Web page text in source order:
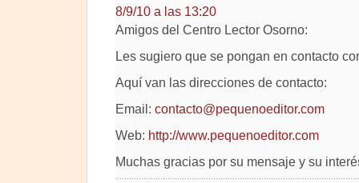
8/9/10 a las 13:20
Amigos del Centro Lector Osorno:
Les sugiero que se pongan en contacto
Aquí van las direcciones de contacto:
Email: contacto@pequenoeditor.com
Web: http://www.pequenoeditor.com
Muchas gracias por su mensaje y su